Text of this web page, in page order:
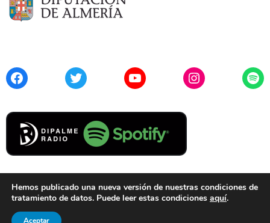
FacebookTwitter YouTubeInstagram
Cookies
Hemos publicado una nueva versión de nuestras condiciones de
tratamiento de datos. Puede leer estas condiciones aquí.
Aceptar